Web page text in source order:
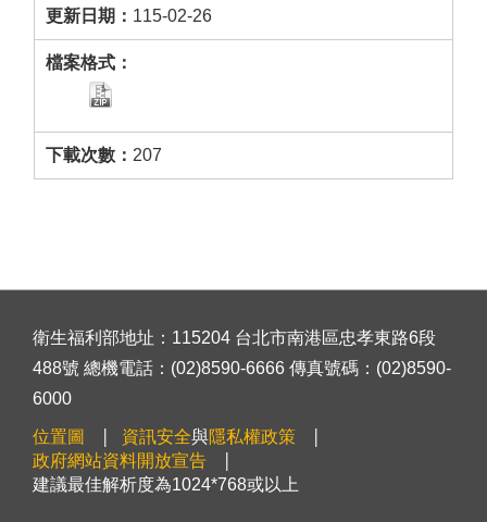
115-02-26
207
衛生福利部地址：115204 台北市南港區忠孝東路6段
488號 總機電話：(02)8590-6666 傳真號碼：(02)8590-
6000
位置圖 資訊安全與隱私權政策
政府網站資料開放宣告
建議最佳解析度為1024*768或以上